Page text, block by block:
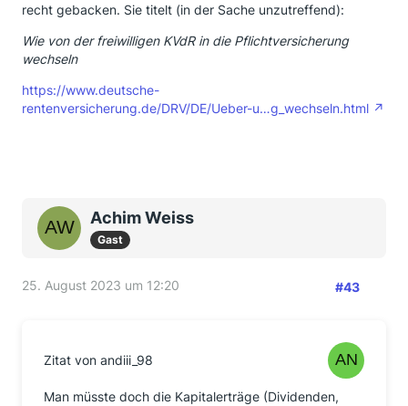
recht gebacken. Sie titelt (in der Sache unzutreffend):
Wie von der freiwilligen KVdR in die Pflichtversicherung
wechseln
https://www.deutsche-
rentenversicherung.de/DRV/DE/Ueber-u…g_wechseln.html
Achim Weiss
Gast
25. August 2023 um 12:20 #43
Zitat von andiii_98
Man müsste doch die Kapitalerträge (Dividenden,